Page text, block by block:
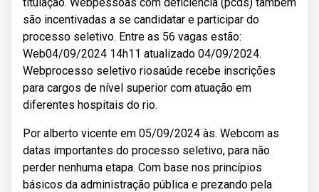
são incentivadas a se candidatar e participar do
processo seletivo. Entre as 56 vagas estão:
Web04/09/2024 14h11 atualizado 04/09/2024.
Webprocesso seletivo riosaúde recebe inscrições
para cargos de nível superior com atuação em
diferentes hospitais do rio.
Por alberto vicente em 05/09/2024 às. Webcom as
datas importantes do processo seletivo, para não
perder nenhuma etapa. Com base nos princípios
básicos da administração pública e prezando pela